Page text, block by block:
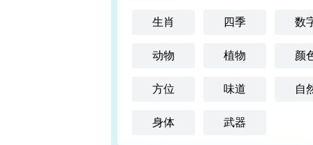
生肖 四季 数
动物 植物 颜
方位 味道 自
身体 武器